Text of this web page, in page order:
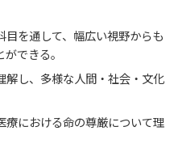
を通して、幅広い視野からも
できる。
解し、多様な人間・社会・文化
療における命の尊厳について理
て
規
第2
定名称・愛称